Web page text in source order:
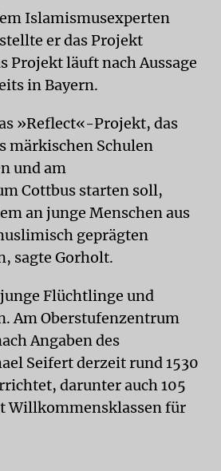
Islamismusexperten
er das Projekt
Projekt läuft nach Aussage
in Bayern.
»Reflect«-Projekt, das
märkischen Schulen
und am
Cottbus starten soll,
an junge Menschen aus
geprägten
sagte Gorholt.
Flüchtlinge und
Am Oberstufenzentrum
Angaben des
Seifert derzeit rund 1530
darunter auch 105
Willkommensklassen für